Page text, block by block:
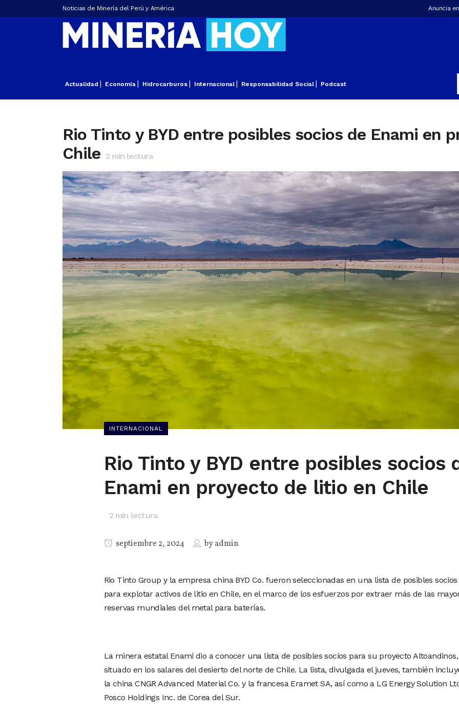
Noticias de Minería del Perú y América Anuncia
Actualidad Economía Hidrocarburos Internacional Responsabilidad Social Podcast
Rio Tinto y BYD entre posibles socios de Enami en
Chile 2 min lectura
INTERNACIONAL
Rio Tinto y BYD entre posibles socios
Enami en proyecto de litio en Chile
2min lectura
septiembre 2, 2024 byadmin
Rio Tinto Group y la empresa china BYD Co. fueron seleccionadas en una lista de posibles socios
para explotar activos de litio en Chile, en el marco de los esfuerzos por extraer más de las
reservas mundiales del metal para baterías.
La minera estatal Enami dio a conocer una lista de posibles socios para su proyecto Altoandinos,
situado en los salares del desierto del norte de Chile. La lista, divulgada el jueves, también
la china CNGR Advanced Material Co. y la francesa Eramet SA, así como a LG Energy Solution
Posco Holdings Inc. de Corea del Sur.